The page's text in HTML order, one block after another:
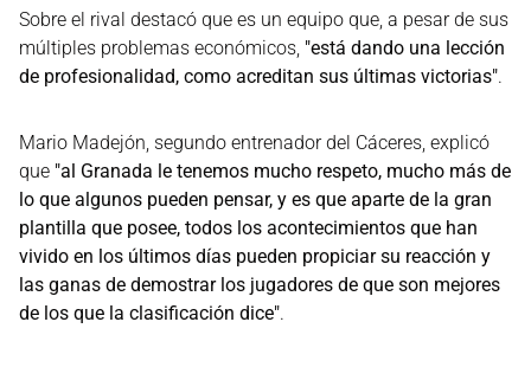
Sobre el rival destacó que es un equipo que, a pesar de sus
múltiples problemas económicos, "está dando una lección
de profesionalidad, como acreditan sus últimas victorias".
Mario Madejón, segundo entrenador del Cáceres, explicó
que "al Granada le tenemos mucho respeto, mucho más de
lo que algunos pueden pensar, y es que aparte de la gran
plantilla que posee, todos los acontecimientos que han
vivido en los últimos días pueden propiciar su reacción y
las ganas de demostrar los jugadores de que son mejores
de los que la clasificación dice".